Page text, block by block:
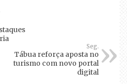
Seg.
Tábua reforça aposta no
turismo com novo portal
digital